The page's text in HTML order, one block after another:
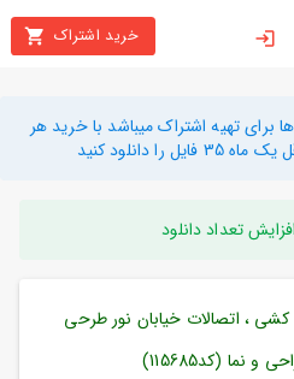
خرید اشتراک
برای تهیه اشتراک میباشد با خرید هر
دانلود کنید
تعداد دانلود
کشی ، اتصالات خیابان نور طرحی
نما (کد115685)